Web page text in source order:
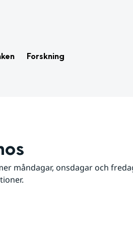
Forskning
måndagar, onsdagar och